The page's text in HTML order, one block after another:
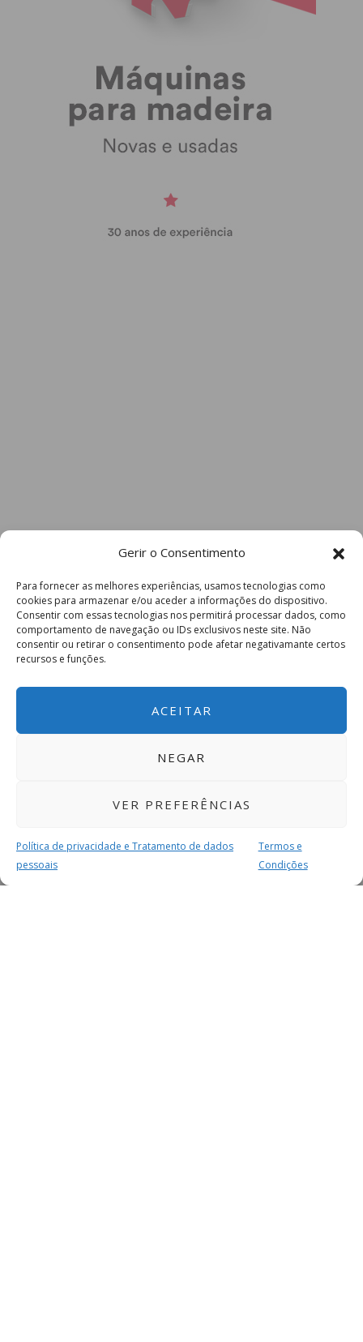
Gerir o Consentimento
Para fornecer as melhores experiências, usamos tecnologias como
cookies para armazenar e/ou aceder a informações do dispositivo.
Consentir com essas tecnologias nos permitirá processar dados, como
comportamento de navegação ou IDs exclusivos neste site. Não
consentir ou retirar o consentimento pode afetar negativamante certos
recursos e funções.
ACEITAR
NEGAR
VER PREFERÊNCIAS
Política de privacidade e Tratamento de dados
pessoais
Termos e
Condições